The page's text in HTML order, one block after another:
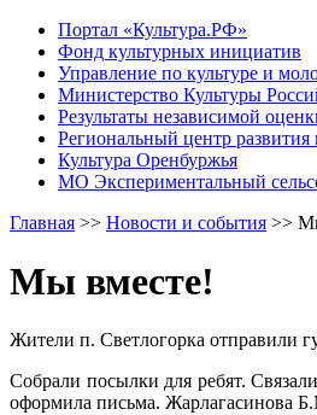
Портал «Культура.РФ»
Фонд культурных инициатив
Управление по культуре и
Министерство Культуры
Результаты независимой
Региональный центр
Культура Оренбуржья
МО Экспериментальный
Главная >> Новости и события >>
Мы вместе!
Жители п. Светлогорка отправили
Собрали посылки для ребят.
оформила письма. Жарлагасинова